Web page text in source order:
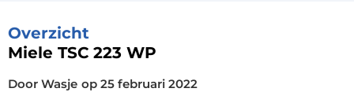
Overzicht
Miele TSC 223 WP
Door Wasje op 25 februari 2022